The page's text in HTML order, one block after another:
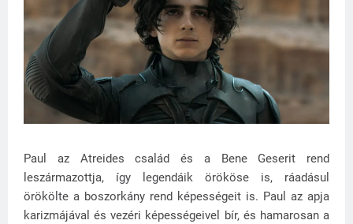
Paul az Atreides család és a Bene Geserit rend
leszármazottja, így legendáik örököse is, ráadásul
örökölte a boszorkány rend képességeit is. Paul az apja
karizmájával és vezéri képességeivel bír, és hamarosan a